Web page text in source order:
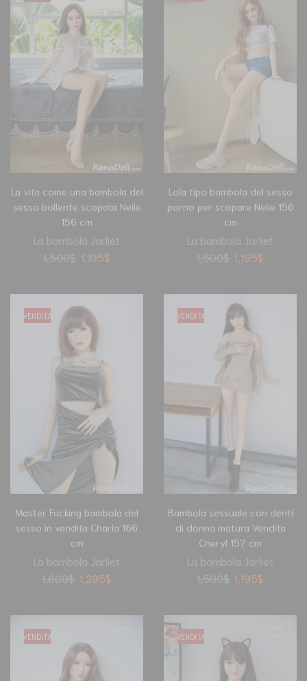
La vita come una bambola del
sesso bollente scopata Neile
156 cm
La bambola Jarliet
1,500$ 1,195$
Lola tipo bambola del sesso
porno per scopare Nelie 156
cm
La bambola Jarliet
1,500$ 1,195$
VENDITA
Master Fucking bambola del
sesso in vendita Charla 166
cm
La bambola Jarliet
1,600$ 1,295$
VENDITA
Bambola sessuale con denti
di donna matura Vendita
Cheryl 157 cm
La bambola Jarliet
1,500$ 1,195$
VENDITA VENDITA